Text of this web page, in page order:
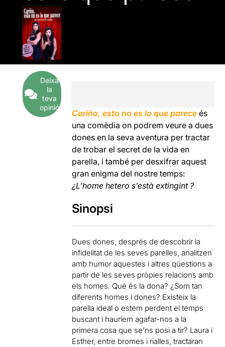
Deixa
la
teva
opinió
Cariño, esto no es lo que parece és
una comèdia on podrem veure a dues
dones en la seva aventura per tractar
de trobar el secret de la vida en
parella, i també per desxifrar aquest
gran enigma del nostre temps:
¿L’home hetero s’està extingint ?
Sinopsi
Dues dones, després de descobrir la
infidelitat de les seves parelles, analitzen
amb humor aquestes i altres qüestions a
partir de les seves pròpies relacions amb
els homes. Què és la dona? ¿Som tan
diferents homes i dones? Existeix la
parella ideal o estem perdent el temps
buscant i hauríem agafar-nos a la
primera cosa que se’ns posi a tir? Laura i
Esther, entre bromes i rialles, tractaran